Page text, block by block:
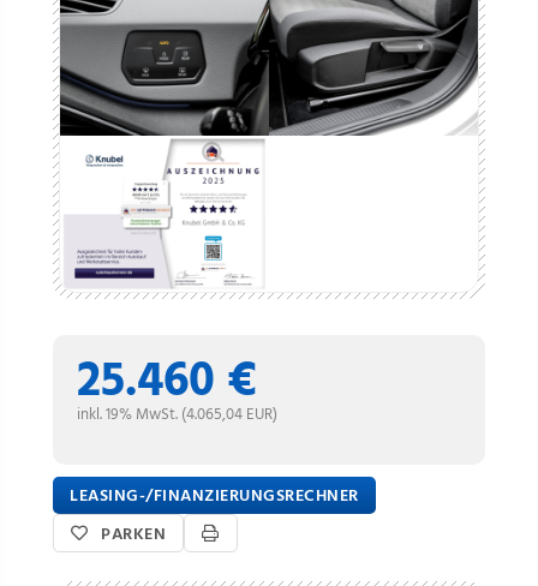
25.460 €
inkl. 19% MwSt. (4.065,04 EUR)
LEASING-/FINANZIERUNGSRECHNER
PARKEN